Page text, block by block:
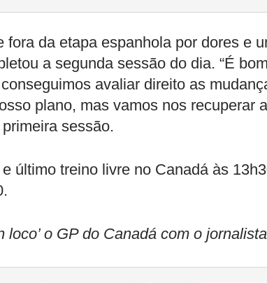
fora da etapa espanhola por dores e
a segunda sessão do dia. “É
avaliar direito as
plano, mas vamos nos recuperar
sessão.
último treino livre no Canadá às
loco’ o GP do Canadá com o